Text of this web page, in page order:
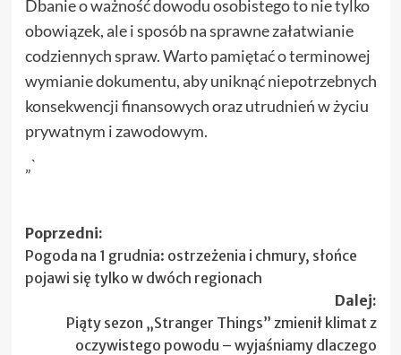
Dbanie o ważność dowodu osobistego to nie tylko
obowiązek, ale i sposób na sprawne załatwianie
codziennych spraw. Warto pamiętać o terminowej
wymianie dokumentu, aby uniknąć niepotrzebnych
konsekwencji finansowych oraz utrudnień w życiu
prywatnym i zawodowym.
„`
Zobacz
wpisy
Poprzedni:
Pogoda na 1 grudnia: ostrzeżenia i chmury, słońce
pojawi się tylko w dwóch regionach
Dalej:
Piąty sezon „Stranger Things” zmienił klimat z
oczywistego powodu – wyjaśniamy dlaczego